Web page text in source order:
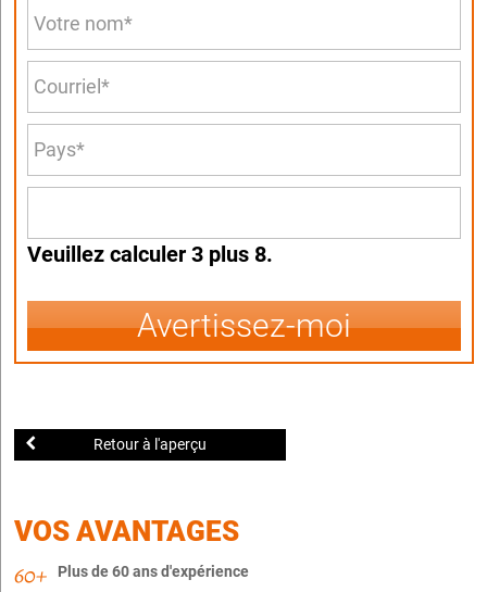
Veuillez calculer 3 plus 8.
Avertissez-moi
Retour à l'aperçu
VOS AVANTAGES
Plus de 60 ans d'expérience